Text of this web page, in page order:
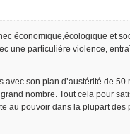
économique,écologique et
une particulière violence,
avec son plan d’austérité de 50
nombre. Tout cela pour
au pouvoir dans la plupart des